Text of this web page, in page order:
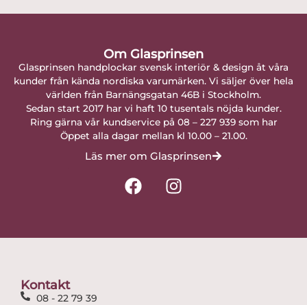
Om Glasprinsen
Glasprinsen handplockar svensk interiör & design åt våra
kunder från kända nordiska varumärken. Vi säljer över hela
världen från Barnängsgatan 46B i Stockholm.
Sedan start 2017 har vi haft 10 tusentals nöjda kunder.
Ring gärna vår kundservice på 08 – 227 939 som har
Öppet alla dagar mellan kl 10.00 – 21.00.
Läs mer om Glasprinsen
F
a
I
n
Kontakt
08 - 22 79 39